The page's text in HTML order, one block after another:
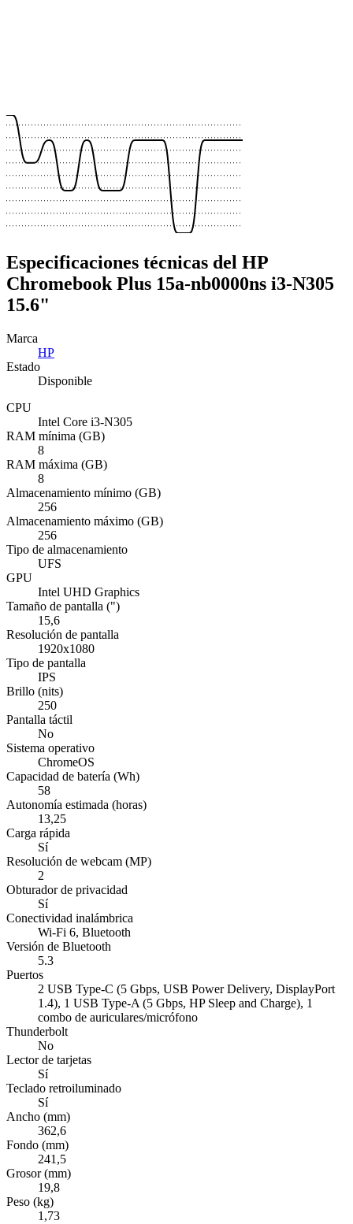
Especificaciones técnicas del HP
Chromebook Plus 15a-nb0000ns i3-N305
15.6"
Marca
HP
Estado
Disponible
CPU
Intel Core i3-N305
RAM mínima (GB)
8
RAM máxima (GB)
8
Almacenamiento mínimo (GB)
256
Almacenamiento máximo (GB)
256
Tipo de almacenamiento
UFS
GPU
Intel UHD Graphics
Tamaño de pantalla (")
15,6
Resolución de pantalla
1920x1080
Tipo de pantalla
IPS
Brillo (nits)
250
Pantalla táctil
No
Sistema operativo
ChromeOS
Capacidad de batería (Wh)
58
Autonomía estimada (horas)
13,25
Carga rápida
Sí
Resolución de webcam (MP)
2
Obturador de privacidad
Sí
Conectividad inalámbrica
Wi-Fi 6, Bluetooth
Versión de Bluetooth
5.3
Puertos
2 USB Type-C (5 Gbps, USB Power Delivery, DisplayPort
1.4), 1 USB Type-A (5 Gbps, HP Sleep and Charge), 1
combo de auriculares/micrófono
Thunderbolt
No
Lector de tarjetas
Sí
Teclado retroiluminado
Sí
Ancho (mm)
362,6
Fondo (mm)
241,5
Grosor (mm)
19,8
Peso (kg)
1,73